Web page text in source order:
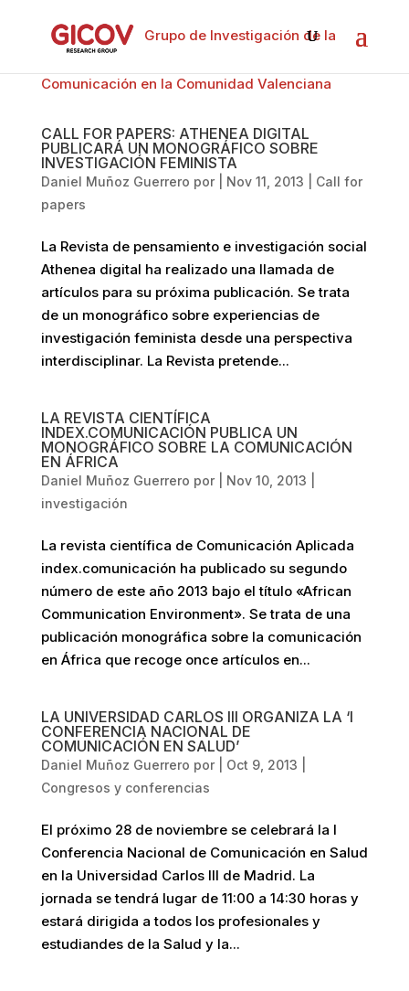
Grupo de Investigación de la
Comunicación en la Comunidad Valenciana
CALL FOR PAPERS: ATHENEA DIGITAL
PUBLICARÁ UN MONOGRÁFICO SOBRE
INVESTIGACIÓN FEMINISTA
Daniel Muñoz Guerrero por Nov 11, 2013
Call for
papers
La Revista de pensamiento e investigación social
Athenea digital ha realizado una llamada de
artículos para su próxima publicación. Se trata
de un monográfico sobre experiencias de
investigación feminista desde una perspectiva
interdisciplinar. La Revista pretende...
LA REVISTA CIENTÍFICA
INDEX.COMUNICACIÓN PUBLICA UN
MONOGRÁFICO SOBRE LA COMUNICACIÓN
EN ÁFRICA
Daniel Muñoz Guerrero por Nov 10, 2013
investigación
La revista científica de Comunicación Aplicada
index.comunicación ha publicado su segundo
número de este año 2013 bajo el título «African
Communication Environment». Se trata de una
publicación monográfica sobre la comunicación
en África que recoge once artículos en...
LA UNIVERSIDAD CARLOS III ORGANIZA LA ‘I
CONFERENCIA NACIONAL DE
COMUNICACIÓN EN SALUD’
Daniel Muñoz Guerrero por Oct 9, 2013
Congresos y conferencias
El próximo 28 de noviembre se celebrará la I
Conferencia Nacional de Comunicación en Salud
en la Universidad Carlos III de Madrid. La
jornada se tendrá lugar de 11:00 a 14:30 horas y
estará dirigida a todos los profesionales y
estudiandes de la Salud y la...